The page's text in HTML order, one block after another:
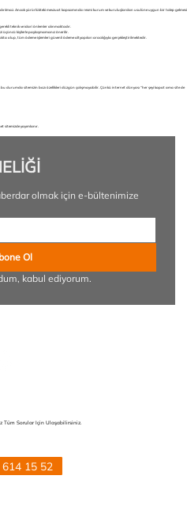
Ancak yürürlükteki mevzuat kapsamında resmi kurum ve kuruluşlardan usulüne uygun bir talep gelmesi
teknik ve idari önlemler alınmaktadır.
üçüncü kişilerle paylaşmamanız önerilir.
olup, tüm ödeme işlemleri güvenli ödeme altyapıları aracılığıyla gerçekleştirilmektedir.
bu durumda sitemizin bazı özellikleri düzgün çalışmayabilir. Çünkü internet dünyası “her şeyi kapat ama site de
sitemizde yayımlanır.
olmak için e-bültenimize
Ol
kabul ediyorum.
Tüm Sorular Için Ulaşabilirsiniz.
614 15 52